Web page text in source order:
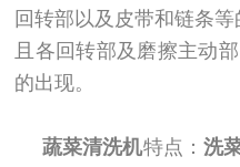
回转部以及皮带和链条
且各回转部及磨擦主动
的出现。
蔬菜清洗机特点： 洗